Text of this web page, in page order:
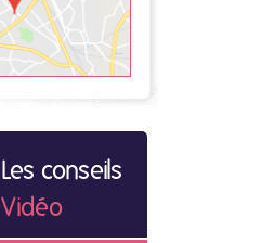
Les conseils
Vidéo